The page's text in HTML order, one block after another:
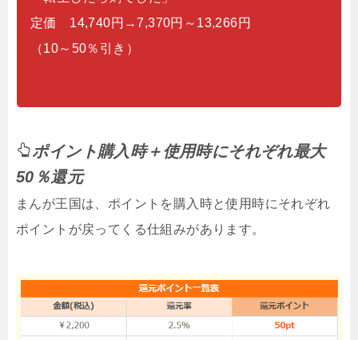
定価 14,740円→7,370円～13,266円
（10～50％引き）
ポイント購入時＋使用時にそれぞれ最大
50％還元
まんが王国は、ポイントを購入時と使用時にそれぞれ
ポイントが戻ってくる仕組みがあります。